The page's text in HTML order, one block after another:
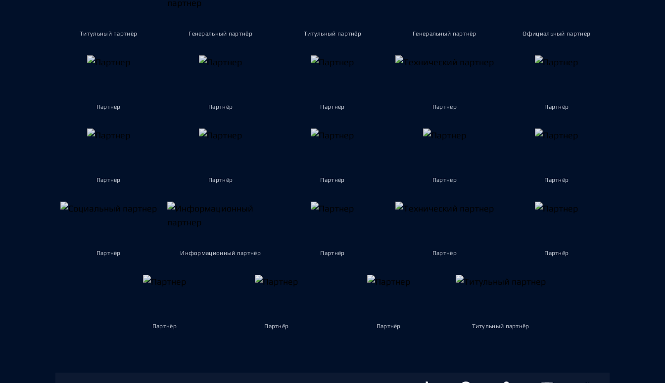
Титульный партнёр Генеральный партнёр Титульный партнёр Генеральный партнёр Официальный партнёр
Партнёр Партнёр Партнёр Партнёр Партнёр
Партнёр Партнёр Партнёр Партнёр Партнёр
Партнёр Информационный партнёр Партнёр Партнёр Партнёр
Партнёр Партнёр Партнёр Титульный партнёр